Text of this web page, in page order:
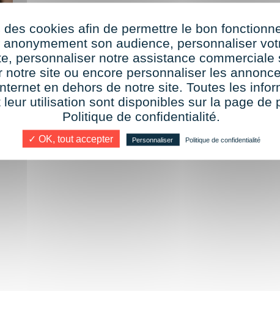
des cookies afin de permettre le bon
son audience, personnaliser
personnaliser notre assistance commerciale
notre site ou encore personnaliser les
en dehors de notre site. Toutes les
leur utilisation sont disponibles sur la page de
Politique de confidentialité.
✓ OK, tout accepter Personnaliser Politique de confidentialité